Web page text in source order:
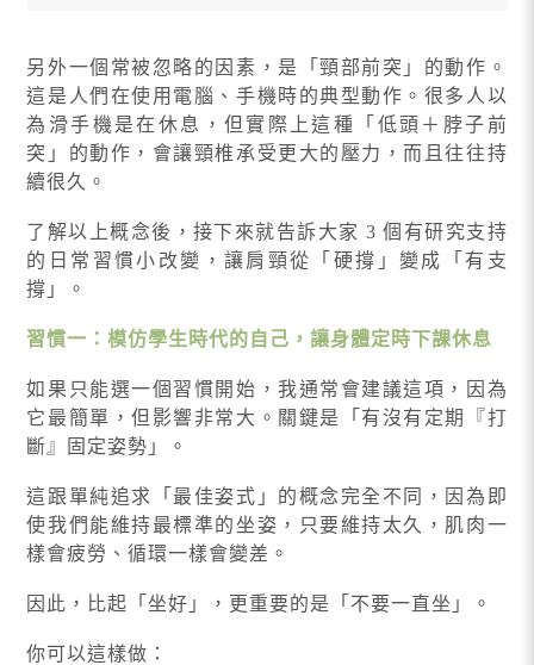
另外一個常被忽略的因素，是「頸部前突」的動作。
這是人們在使用電腦、手機時的典型動作。很多人以
為滑手機是在休息，但實際上這種「低頭＋脖子前
突」的動作，會讓頸椎承受更大的壓力，而且往往持
續很久。
了解以上概念後，接下來就告訴大家 3 個有研究支持
的日常習慣小改變，讓肩頸從「硬撐」變成「有支
撐」。
習慣一：模仿學生時代的自己，讓身體定時下課休息
如果只能選一個習慣開始，我通常會建議這項，因為
它最簡單，但影響非常大。關鍵是「有沒有定期『打
斷』固定姿勢」。
這跟單純追求「最佳姿式」的概念完全不同，因為即
使我們能維持最標準的坐姿，只要維持太久，肌肉一
樣會疲勞、循環一樣會變差。
因此，比起「坐好」，更重要的是「不要一直坐」。
你可以這樣做：